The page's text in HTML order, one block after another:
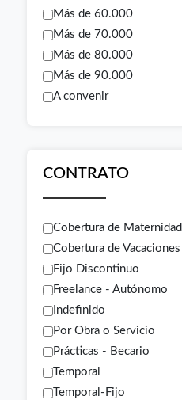
Más de 60.000
Más de 70.000
Más de 80.000
Más de 90.000
A convenir
CONTRATO
Cobertura de Maternidad
Cobertura de Vacaciones
Fijo Discontinuo
Freelance - Autónomo
Indefinido
Por Obra o Servicio
Prácticas - Becario
Temporal
Temporal-Fijo